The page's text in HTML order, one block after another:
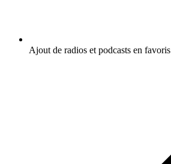
Ajout de radios et podcasts en favoris